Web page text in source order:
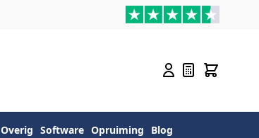
Overig Software Opruiming Blog